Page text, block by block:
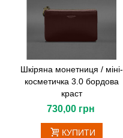
Шкіряна монетниця / міні-
косметичка 3.0 бордова
краст
730,00 грн
КУПИТИ